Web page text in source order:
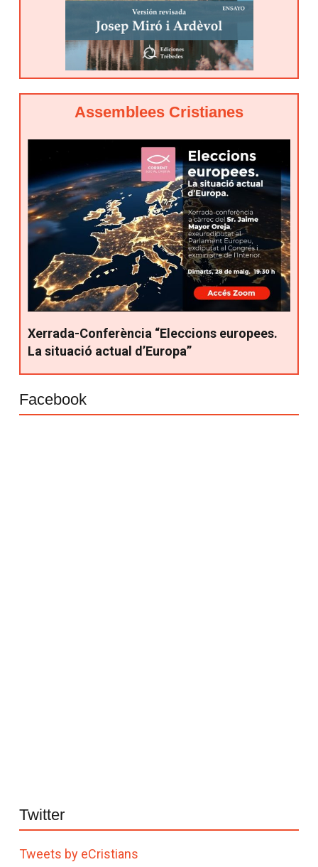
Assemblees Cristianes
Xerrada-Conferència “Eleccions europees.
La situació actual d’Europa”
Facebook
Twitter
Tweets by eCristians